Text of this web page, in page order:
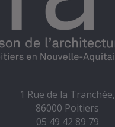
1 Rue de la Tranchée,
86000 Poitiers
05 49 42 89 79